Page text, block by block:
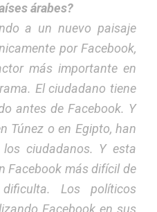
árabes?
a un nuevo paisaje
por Facebook,
más importante en
El ciudadano tiene
antes de Facebook. Y
Túnez o en Egipto, han
ciudadanos. Y esta
Facebook más difícil de
Los políticos
Facebook en sus